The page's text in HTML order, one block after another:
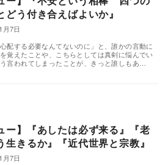
どう付き合えばよいか』
7日
心配する必要なんてないのに」と、誰かの言動に
覚えたことや、こちらとしては真剣に悩んでい
言われてしまったことが、きっと誰しもあ…
ー】『あしたは必ず来る』『老
生きるか』『近代世界と宗教』
7日